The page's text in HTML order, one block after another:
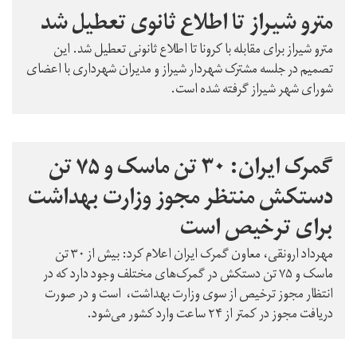
مترو شیراز تا اطلاع ثانوی تعطیل شد
مترو شیراز برای مقابله با کرونا تا اطلاع ثانونی تعطیل شد. این
تصمیم در جلسه مشترک شهردار شیراز و مدیران شهرداری با اعضای
شورای شهر شیراز گرفته شده است.
گمرک ایران: ۳۰ تن ماسک و ۷۵ تن
دستکش منتظر مجوز وزارت بهداشت
برای ترخیص است
مهرداد ارونقی، معاون گمرک ایران اعلام کرد: بیش از ۳۰ تن
ماسک و ۷۵ تن دستکش در گمرک‌های مختلف وجود دارد که در
انتظار مجوز ترخیص از سوی وزارت بهداشت، است و در صورت
دریافت مجوز در کمتر از ۲۴ ساعت وارد کشور می‌شود.